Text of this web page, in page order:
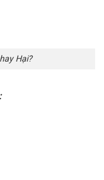
Hại?